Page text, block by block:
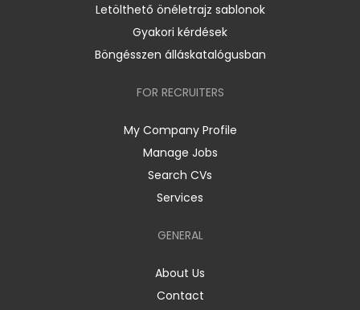
Letölthető önéletrajz sablonok
Gyakori kérdések
Böngésszen álláskatalógusban
FOR RECRUITERS
My Company Profile
Manage Jobs
Search CVs
Services
GENERAL
About Us
Contact